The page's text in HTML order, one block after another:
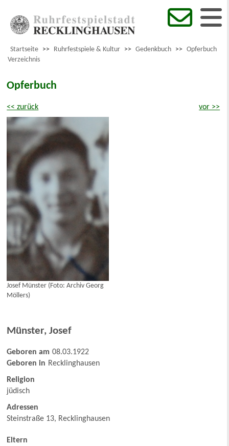
Startseite >> Ruhrfestspiele & Kultur >> Gedenkbuch >> Opferbuch
Verzeichnis
Opferbuch
<< zurück vor >>
Josef Münster (Foto: Archiv Georg
Möllers)
Münster, Josef
Geboren am 08.03.1922
Geboren in Recklinghausen
Religion
jüdisch
Adressen
Steinstraße 13, Recklinghausen
Eltern